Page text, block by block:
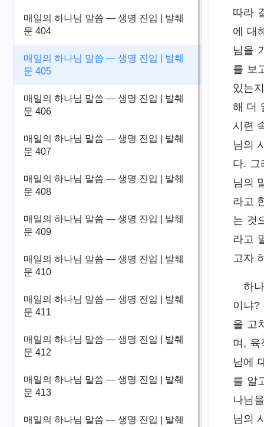
매일의 하나님 말씀 ― 생명 진입 | 발췌
문 404
매일의 하나님 말씀 ― 생명 진입 | 발췌
문 405
매일의 하나님 말씀 ― 생명 진입 | 발췌
문 406
매일의 하나님 말씀 ― 생명 진입 | 발췌
문 407
매일의 하나님 말씀 ― 생명 진입 | 발췌
문 408
매일의 하나님 말씀 ― 생명 진입 | 발췌
문 409
매일의 하나님 말씀 ― 생명 진입 | 발췌
문 410
매일의 하나님 말씀 ― 생명 진입 | 발췌
문 411
매일의 하나님 말씀 ― 생명 진입 | 발췌
문 412
매일의 하나님 말씀 ― 생명 진입 | 발췌
문 413
매일의 하나님 말씀 ― 생명 진입 | 발췌
따라
에 대
님을
를 보
있는
해 더
시련
님의
다. 그
님의
라고
는 것
라고
고자
하
이냐?
을 고
며, 육
님에
를 알
나님
님의